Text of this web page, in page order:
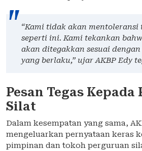
“Kami tidak akan
seperti ini. Kami tekankan
akan ditegakkan sesuai
yang berlaku,” ujar AKBP Edy
Pesan Tegas Kepada
Silat
Dalam kesempatan yang sama,
mengeluarkan pernyataan keras
pimpinan dan tokoh perguruan